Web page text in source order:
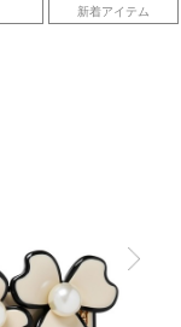
新着アイテム